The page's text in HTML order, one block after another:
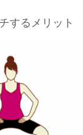
するメリット